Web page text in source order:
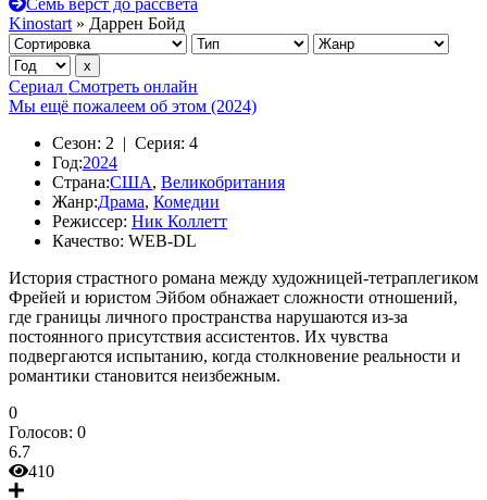
Семь вёрст до рассвета
Kinostart » Даррен Бойд
Сериал Смотреть онлайн
Мы ещё пожалеем об этом (2024)
Сезон: 2 | Серия: 4
Год:2024
Страна:США, Великобритания
Жанр:Драма, Комедии
Режиссер: Ник Коллетт
Качество: WEB-DL
История страстного романа между художницей-тетраплегиком
Фрейей и юристом Эйбом обнажает сложности отношений,
где границы личного пространства нарушаются из-за
постоянного присутствия ассистентов. Их чувства
подвергаются испытанию, когда столкновение реальности и
романтики становится неизбежным.
0
Голосов: 0
6.7
410